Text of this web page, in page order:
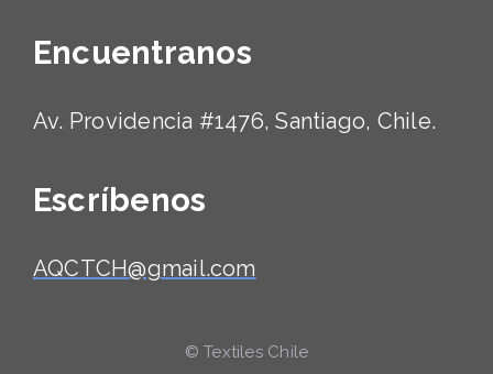
Encuentranos
Av. Providencia #1476, Santiago, Chile.
Escríbenos
AQCTCH@gmail.com
© Textiles Chile